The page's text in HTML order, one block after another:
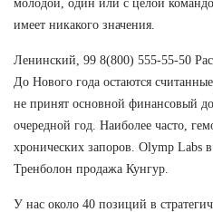
молодой, один или с целой
имеет никакого значения.
Ленинский, 99 8(800) 555-55-50
До Нового года остаются
не принят основной финансовый
очередной год. Наиболее часто,
хронических запоров. Olymp Labs
Тренболон продажа Кунгур.
У нас около 40 позиций в